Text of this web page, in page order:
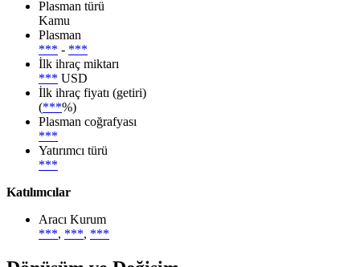
Plasman türü
Kamu
Plasman
*** - ***
İlk ihraç miktarı
*** USD
İlk ihraç fiyatı (getiri)
(***%)
Plasman coğrafyası
***
Yatırımcı türü
***
Katılımcılar
Aracı Kurum
***, ***, ***